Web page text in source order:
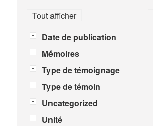
Tout afficher
Date de publication
Mémoires
Type de témoignage
Type de témoin
Uncategorized
Unité